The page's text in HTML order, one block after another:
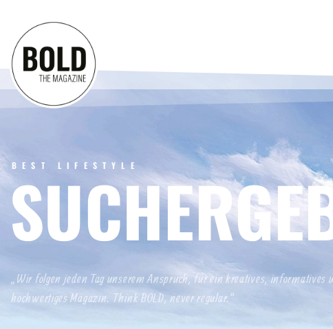
BEST LIFESTYLE
„Wir folgen jeden Tag unserem Anspruch, für ein kreatives, informatives
hochwertiges Magazin. Think BOLD, never regular.“